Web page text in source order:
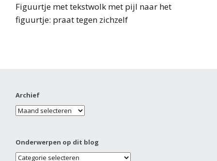
Figuurtje met tekstwolk met pijl naar het
figuurtje: praat tegen zichzelf
Archief
Onderwerpen op dit blog